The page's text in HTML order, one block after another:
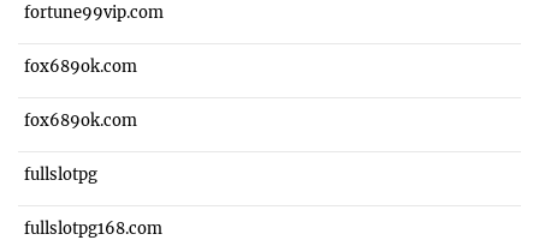
fortune99vip.com
fox689ok.com
fox689ok.com
fullslotpg
fullslotpg168.com